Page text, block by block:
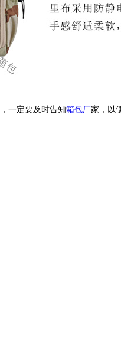
一定要及时告知箱包厂家，以